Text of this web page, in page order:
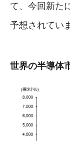
て、今回新た
予想されてい
世界の半導体